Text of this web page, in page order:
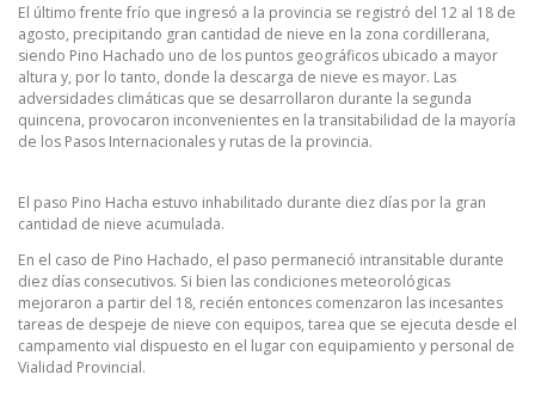
El último frente frío que ingresó a la provincia se registró del 12 al 18 de
agosto, precipitando gran cantidad de nieve en la zona cordillerana,
siendo Pino Hachado uno de los puntos geográficos ubicado a mayor
altura y, por lo tanto, donde la descarga de nieve es mayor. Las
adversidades climáticas que se desarrollaron durante la segunda
quincena, provocaron inconvenientes en la transitabilidad de la mayoría
de los Pasos Internacionales y rutas de la provincia.
El paso Pino Hacha estuvo inhabilitado durante diez días por la gran
cantidad de nieve acumulada.
En el caso de Pino Hachado, el paso permaneció intransitable durante
diez días consecutivos. Si bien las condiciones meteorológicas
mejoraron a partir del 18, recién entonces comenzaron las incesantes
tareas de despeje de nieve con equipos, tarea que se ejecuta desde el
campamento vial dispuesto en el lugar con equipamiento y personal de
Vialidad Provincial.